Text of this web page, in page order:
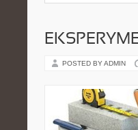
POSTED BY ADMIN